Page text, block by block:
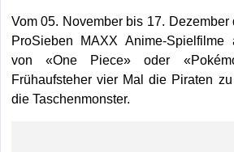
Vom 05. November bis 17.
ProSieben MAXX Anime-Spielfilme
von «One Piece» oder
Frühaufsteher vier Mal die Piraten
die Taschenmonster.